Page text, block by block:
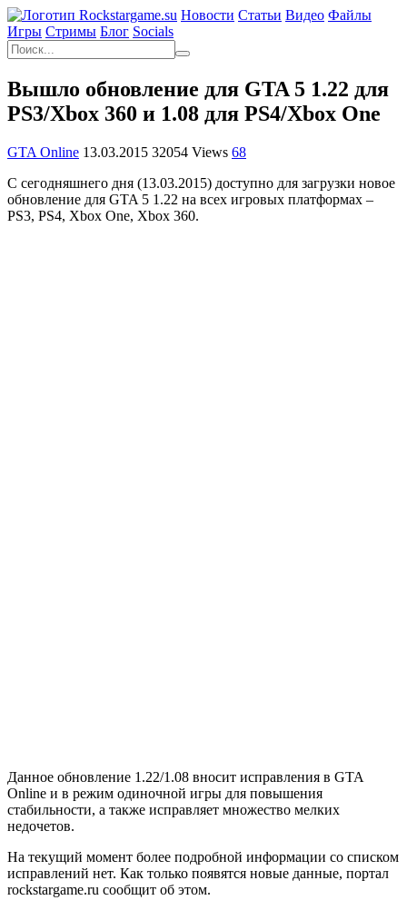
Новости Статьи Видео Файлы
Игры Cтримы Блог Socials
Вышло обновление для GTA 5 1.22 для
PS3/Xbox 360 и 1.08 для PS4/Xbox One
GTA Online 13.03.2015 32054 Views 68
С сегодняшнего дня (13.03.2015) доступно для загрузки новое
обновление для GTA 5 1.22 на всех игровых платформах –
PS3, PS4, Xbox One, Xbox 360.
Данное обновление 1.22/1.08 вносит исправления в GTA
Online и в режим одиночной игры для повышения
стабильности, а также исправляет множество мелких
недочетов.
На текущий момент более подробной информации со списком
исправлений нет. Как только появятся новые данные, портал
rockstargame.ru сообщит об этом.